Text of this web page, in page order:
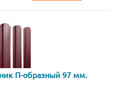
П-образный 97 мм.